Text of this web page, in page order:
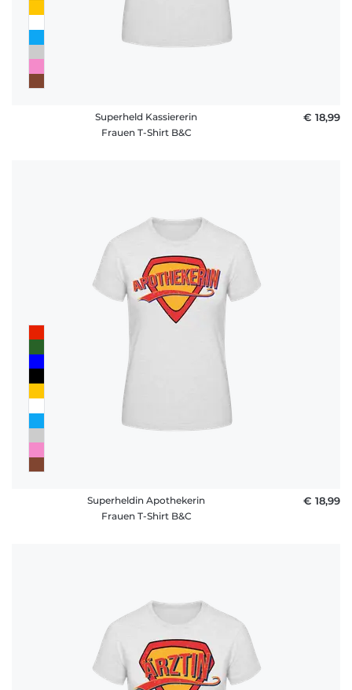
Superheld Kassiererin
Frauen T-Shirt B&C
€ 18,99
Superheldin Apothekerin
Frauen T-Shirt B&C
€ 18,99